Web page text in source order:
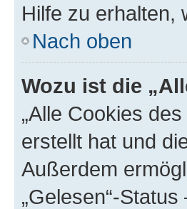
Hilfe zu erhalten,
Nach oben
Wozu ist die
„Alle Cookies
erstellt hat und
Außerdem
„Gelesen“-